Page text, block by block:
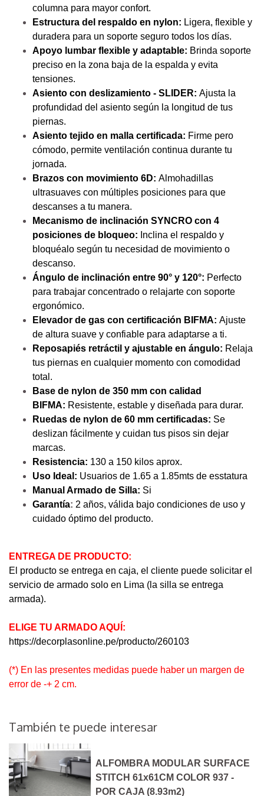
columna para mayor confort.
Estructura del respaldo en nylon: Ligera, flexible y
duradera para un soporte seguro todos los días.
Apoyo lumbar flexible y adaptable: Brinda soporte
preciso en la zona baja de la espalda y evita
tensiones.
Asiento con deslizamiento - SLIDER: Ajusta la
profundidad del asiento según la longitud de tus
piernas.
Asiento tejido en malla certificada: Firme pero
cómodo, permite ventilación continua durante tu
jornada.
Brazos con movimiento 6D: Almohadillas
ultrasuaves con múltiples posiciones para que
descanses a tu manera.
Mecanismo de inclinación SYNCRO con 4
posiciones de bloqueo: Inclina el respaldo y
bloquéalo según tu necesidad de movimiento o
descanso.
Ángulo de inclinación entre 90° y 120°: Perfecto
para trabajar concentrado o relajarte con soporte
ergonómico.
Elevador de gas con certificación BIFMA: Ajuste
de altura suave y confiable para adaptarse a ti.
Reposapiés retráctil y ajustable en ángulo: Relaja
tus piernas en cualquier momento con comodidad
total.
Base de nylon de 350 mm con calidad
BIFMA: Resistente, estable y diseñada para durar.
Ruedas de nylon de 60 mm certificadas: Se
deslizan fácilmente y cuidan tus pisos sin dejar
marcas.
Resistencia: 130 a 150 kilos aprox.
Uso Ideal: Usuarios de 1.65 a 1.85mts de esstatura
Manual Armado de Silla: Si
Garantía: 2 años, válida bajo condiciones de uso y
cuidado óptimo del producto.
ENTREGA DE PRODUCTO:
El producto se entrega en caja, el cliente puede solicitar el
servicio de armado solo en Lima (la silla se entrega
armada).
ELIGE TU ARMADO AQUÍ:
https://decorplasonline.pe/producto/260103
(*) En las presentes medidas puede haber un margen de
error de -+ 2 cm.
También te puede interesar
ALFOMBRA MODULAR SURFACE
STITCH 61x61CM COLOR 937 -
POR CAJA (8.93m2)